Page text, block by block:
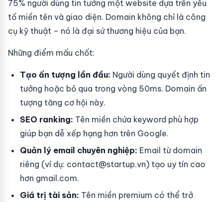
75% người dùng tin tưởng một website dựa trên yếu
tố miền tên và giao diện. Domain không chỉ là công
cụ kỹ thuật – nó là đại sứ thương hiệu của bạn.
Những điểm mấu chốt:
Tạo ấn tượng lần đầu: Người dùng quyết định tin
tưởng hoặc bỏ qua trong vòng 50ms. Domain ấn
tượng tăng cơ hội này.
SEO ranking: Tên miền chứa keyword phù hợp
giúp bạn dễ xếp hạng hơn trên Google.
Quản lý email chuyên nghiệp: Email từ domain
riêng (ví dụ: contact@startup.vn) tạo uy tín cao
hơn gmail.com.
Giá trị tài sản: Tên miền premium có thể trở